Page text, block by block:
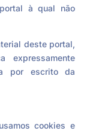
à qual não
deste portal,
expressamente
por escrito da
cookies e